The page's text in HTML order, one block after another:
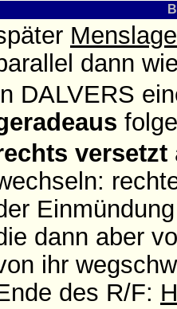
dann
DALVERS
versetzt
dann aber
ihr
des R/F: